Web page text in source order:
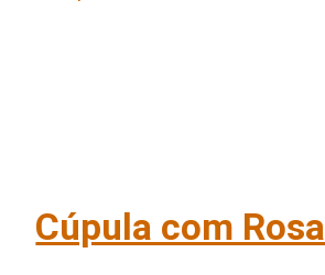
Cúpula com Rosa